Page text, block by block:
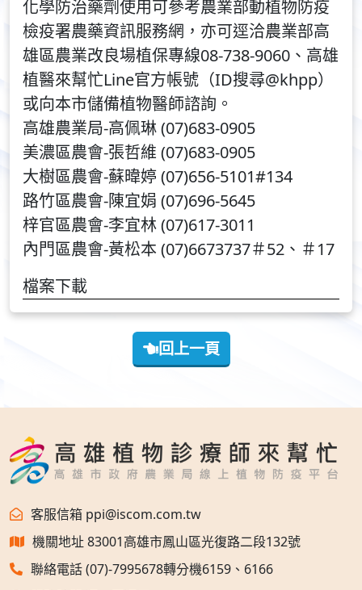
化學防治藥劑使用可參考農業部動植物防疫
檢疫署農藥資訊服務網，亦可逕洽農業部高
雄區農業改良場植保專線08-738-9060、高雄
植醫來幫忙Line官方帳號（ID搜尋@khpp）
或向本市儲備植物醫師諮詢。
高雄農業局-高佩琳 (07)683-0905
美濃區農會-張哲維 (07)683-0905
大樹區農會-蘇暐婷 (07)656-5101#134
路竹區農會-陳宜娟 (07)696-5645
梓官區農會-李宜林 (07)617-3011
內門區農會-黃松本 (07)6673737＃52、＃17
檔案下載
回上一頁
客服信箱 ppi@iscom.com.tw
機關地址 83001高雄市鳳山區光復路二段132號
聯絡電話 (07)-7995678轉分機6159、6166